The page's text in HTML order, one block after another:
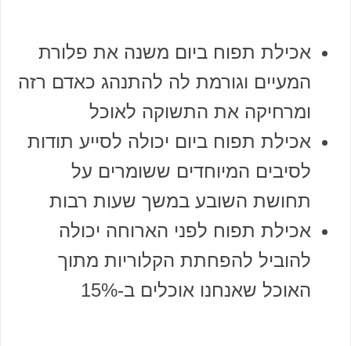
אכילת תפוח ביום משנה את פלורת
המעיים וגורמת לה להתנהג כאדם רזה
ומרחיקה את התשוקה לאוכל
אכילת תפוח ביום יכולה לסייע תודות
לסיבים המיוחדים ששומרים על
תחושת השובע במשך שעות רבות
אכילת תפוח לפני הארוחה יכולה
להוביל להפחתת הקלוריות מתוך
האוכל שאנחנו אוכלים ב-15%